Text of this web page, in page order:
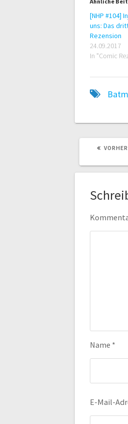
[NHP #104]
uns: Das
Rezension
24.09.2017
In "Comic
Name *
E-Mail-